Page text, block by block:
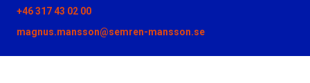
+46 317 43 02 00
magnus.mansson@semren-mansson.se